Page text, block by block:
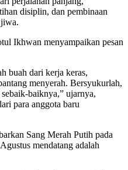
disiplin, dan pembinaan
Ikhwan menyampaikan pesan
buah dari kerja keras,
menyerah. Bersyukurlah,
baiknya,” ujarnya,
para anggota baru
Sang Merah Putih pada
mendatang adalah